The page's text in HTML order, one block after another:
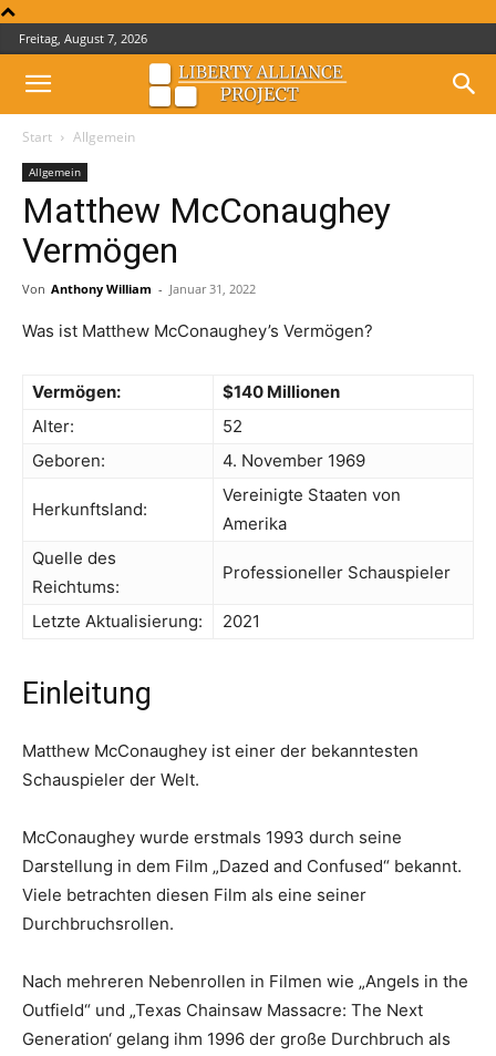
Freitag, August 7, 2026
Start Allgemein
Allgemein
Matthew McConaughey
Vermögen
Von Anthony William - Januar 31, 2022
Was ist Matthew McConaughey’s Vermögen?
Vermögen:
$140 Millionen
Alter:
52
Geboren:
4. November 1969
Herkunftsland:
Vereinigte Staaten von
Amerika
Quelle des
Reichtums:
Professioneller Schauspieler
Letzte Aktualisierung: 2021
Einleitung
Matthew McConaughey ist einer der bekanntesten
Schauspieler der Welt.
McConaughey wurde erstmals 1993 durch seine
Darstellung in dem Film „Dazed and Confused“ bekannt.
Viele betrachten diesen Film als eine seiner
Durchbruchsrollen.
Nach mehreren Nebenrollen in Filmen wie „Angels in the
Outfield“ und „Texas Chainsaw Massacre: The Next
Generation‘ gelang ihm 1996 der große Durchbruch als